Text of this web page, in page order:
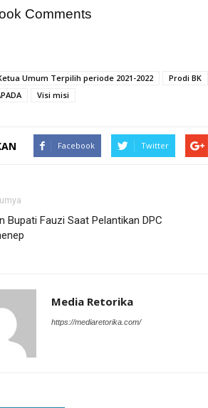
Comments
Umum Terpilih periode 2021-2022 Prodi BK
Visi misi
Facebook Twitter
Bupati Fauzi Saat Pelantikan DPC
Media Retorika
https://mediaretorika.com/